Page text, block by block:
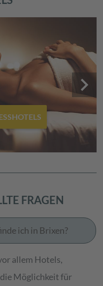
keyboard_arrow_right
FRAGEN
ich in Brixen?
allem Hotels,
Möglichkeit für